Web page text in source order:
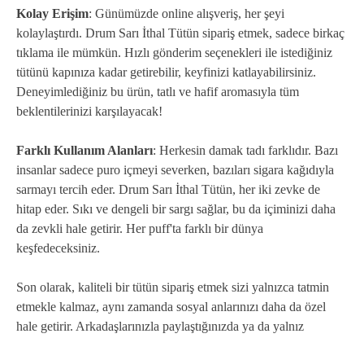
Kolay Erişim: Günümüzde online alışveriş, her şeyi
kolaylaştırdı. Drum Sarı İthal Tütün sipariş etmek, sadece birkaç
tıklama ile mümkün. Hızlı gönderim seçenekleri ile istediğiniz
tütünü kapınıza kadar getirebilir, keyfinizi katlayabilirsiniz.
Deneyimlediğiniz bu ürün, tatlı ve hafif aromasıyla tüm
beklentilerinizi karşılayacak!
Farklı Kullanım Alanları: Herkesin damak tadı farklıdır. Bazı
insanlar sadece puro içmeyi severken, bazıları sigara kağıdıyla
sarmayı tercih eder. Drum Sarı İthal Tütün, her iki zevke de
hitap eder. Sıkı ve dengeli bir sargı sağlar, bu da içiminizi daha
da zevkli hale getirir. Her puff'ta farklı bir dünya
keşfedeceksiniz.
Son olarak, kaliteli bir tütün sipariş etmek sizi yalnızca tatmin
etmekle kalmaz, aynı zamanda sosyal anlarınızı daha da özel
hale getirir. Arkadaşlarınızla paylaştığınızda ya da yalnız